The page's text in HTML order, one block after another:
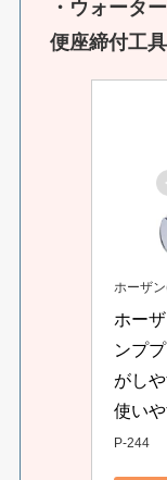
・ウォータ
便座締付工具
ホーザ
ホー
ンプ
がし
使い
P-244